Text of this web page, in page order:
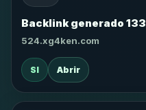
Backlink generado 133
524.xg4ken.com
SI Abrir